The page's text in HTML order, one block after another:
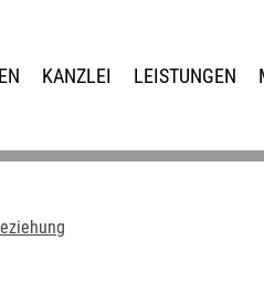
KANZLEI LEISTUNGEN